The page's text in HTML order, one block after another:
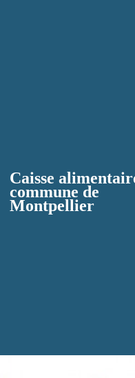
Caisse
commune de
Montpellier